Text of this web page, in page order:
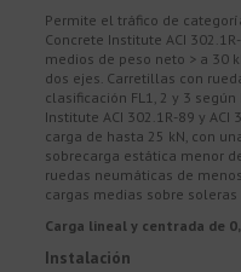
Permite el tráfico de
Concrete Institute ACI
medios de peso neto > a 30
dos ejes. Carretillas con
clasificación FL1, 2 y 3
Institute ACI 302.1R-89 y ACI
carga de hasta 25 kN, con
sobrecarga estática menor
ruedas neumáticas de
cargas medias sobre soleras
Carga lineal y centrada de
Instalación